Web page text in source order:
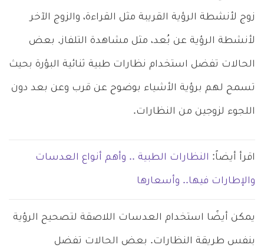
زوج لأنشطة الرؤية القريبة مثل القراءة، والزوج الآخر
لأنشطة الرؤية عن بُعد، مثل مشاهدة التلفاز. بعض
الحالات تفضل استخدام نظارات طبية ثنائية البؤرة بحيث
تسمح لهم برؤية الأشياء بوضوح عن قرب وعن بعد دون
اللجوء لزوجين من النظارات.
اقرأ أيضاً: النظارات الطبية .. وأهم أنواع العدسات
والإطارات فيها.. وأسعارها
يمكن أيضًا استخدام العدسات اللاصقة لتصحيح الرؤية
بنفس طريقة النظارات. بعض الحالات تفضل